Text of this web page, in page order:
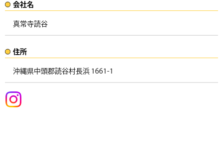
会社名​
真常寺読谷
住所​​
沖縄県中頭郡読谷村長浜 1661-1 ​